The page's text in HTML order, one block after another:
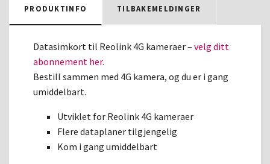
PRODUKTINFO TILBAKEMELDINGER
Datasimkort til Reolink 4G kameraer – velg ditt
abonnement her.
Bestill sammen med 4G kamera, og du er i gang
umiddelbart.
Utviklet for Reolink 4G kameraer
Flere dataplaner tilgjengelig
Kom i gang umiddelbart